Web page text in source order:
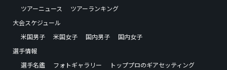
ツアーニュース
ツアーランキング
大会スケジュール
米国男子
米国女子 国内男子
国内女子
選手情報
選手名鑑
フォトギャラリー
トッププロのギアセッティング